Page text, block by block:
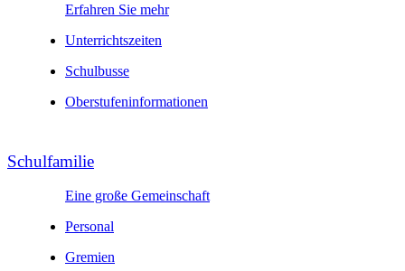
Erfahren Sie mehr
Unter­richts­zeiten
Schul­busse
Ober­stufen­infor­mationen
Schul­familie
Eine große Gemeinschaft
Personal
Gremien